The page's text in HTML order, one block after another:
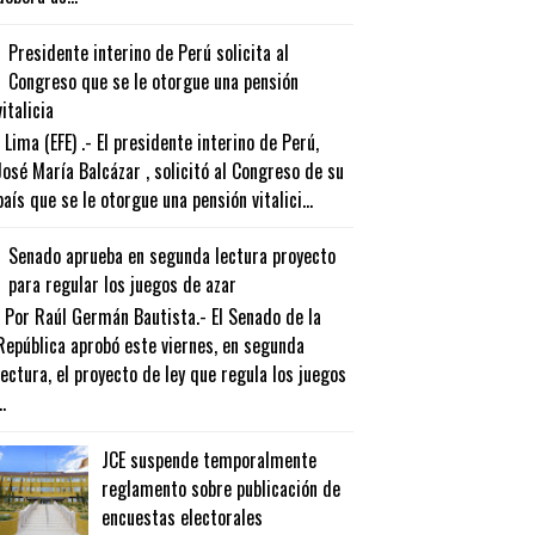
Presidente interino de Perú solicita al
Congreso que se le otorgue una pensión
(EFE) .- El presidente interino de Perú,
María Balcázar , solicitó al Congreso de su
que se le otorgue una pensión vitalici...
Senado aprueba en segunda lectura proyecto
para regular los juegos de azar
Raúl Germán Bautista.- El Senado de la
aprobó este viernes, en segunda
el proyecto de ley que regula los juegos
JCE suspende temporalmente
reglamento sobre publicación de
encuestas electorales